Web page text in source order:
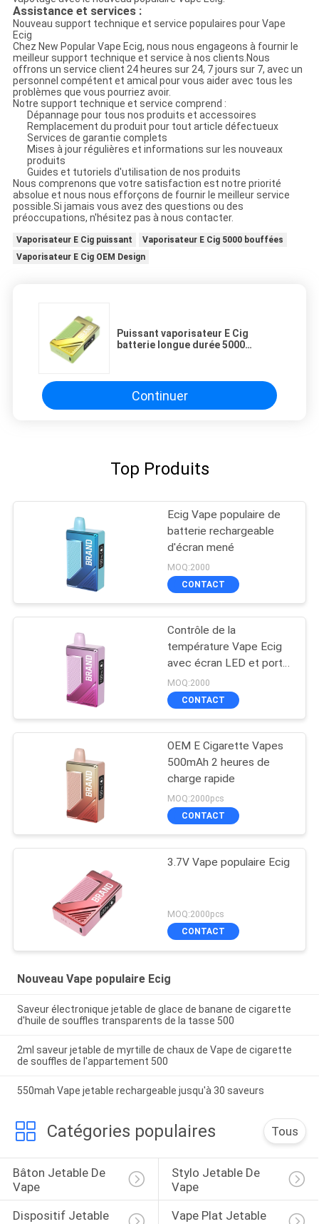
Assistance et services :
Nouveau support technique et service populaires pour Vape
Ecig
Chez New Popular Vape Ecig, nous nous engageons à fournir le
meilleur support technique et service à nos clients.Nous
offrons un service client 24 heures sur 24, 7 jours sur 7, avec un
personnel compétent et amical pour vous aider avec tous les
problèmes que vous pourriez avoir.
Notre support technique et service comprend :
Dépannage pour tous nos produits et accessoires
Remplacement du produit pour tout article défectueux
Services de garantie complets
Mises à jour régulières et informations sur les nouveaux
produits
Guides et tutoriels d'utilisation de nos produits
Nous comprenons que votre satisfaction est notre priorité
absolue et nous nous efforçons de fournir le meilleur service
possible.Si jamais vous avez des questions ou des
préoccupations, n'hésitez pas à nous contacter.
Vaporisateur E Cig puissant
Vaporisateur E Cig 5000 bouffées
Vaporisateur E Cig OEM Design
Puissant vaporisateur E Cig
batterie longue durée 5000
Continuer
Top Produits
Ecig Vape populaire de
batterie rechargeable
d'écran mené
MOQ:2000
CONTACT
Contrôle de la
température Vape Ecig
avec écran LED et port
de charge USB
MOQ:2000
CONTACT
OEM E Cigarette Vapes
500mAh 2 heures de
charge rapide
MOQ:2000pcs
CONTACT
3.7V Vape populaire Ecig
MOQ:2000pcs
CONTACT
Nouveau Vape populaire Ecig
Saveur électronique jetable de glace de banane de cigarette
d'huile de souffles transparents de la tasse 500
2ml saveur jetable de myrtille de chaux de Vape de cigarette
de souffles de l'appartement 500
550mah Vape jetable rechargeable jusqu'à 30 saveurs
Catégories populaires Tous
Bâton Jetable De
Vape
Stylo Jetable De
Vape
Dispositif Jetable
Vape Plat Jetable